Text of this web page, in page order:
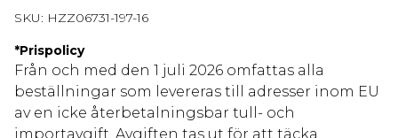
SKU: HZZ06731-197-16
*Prispolicy
Från och med den 1 juli 2026 omfattas alla
beställningar som levereras till adresser inom EU
av en icke återbetalningsbar tull- och
importavgift. Avgiften tas ut för att täcka